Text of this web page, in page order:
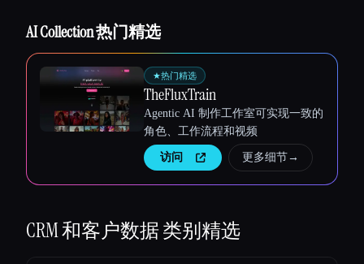
AI Collection 热门精选
★热门精选
TheFluxTrain
Agentic AI 制作工作室可实现一致的
角色、工作流程和视频
访问 更多细节→
CRM 和客户数据类别精选